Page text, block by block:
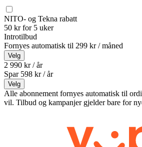
NITO- og Tekna rabatt
50 kr for 5 uker
Introtilbud
Fornyes automatisk til 299 kr / måned
Velg
2 990 kr / år
Spar 598 kr /år
Velg
Alle abonnement fornyes automatisk til
vil. Tilbud og kampanjer gjelder bare for